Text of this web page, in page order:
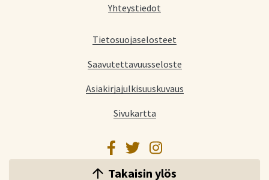
Yhteystiedot
Tietosuojaselosteet
Saavutettavuusseloste
Asiakirjajulkisuuskuvaus
Sivukartta
Facebook
TwitterInstagram
Takaisin ylös